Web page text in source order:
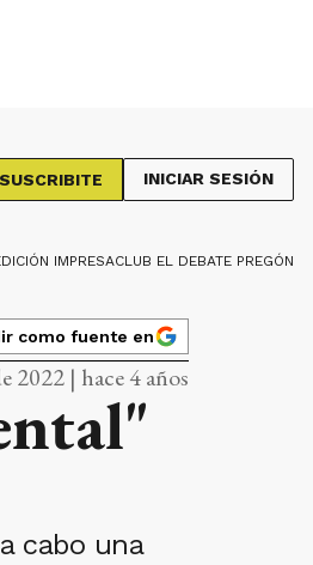
SUSCRIBITE INICIAR SESIÓN
IMPRESACLUB EL DEBATE PREGÓN
como fuente en
2022 | hace 4 años
cabo una